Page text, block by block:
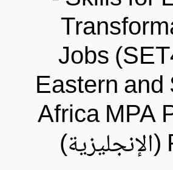
Jobs
Eastern
Africa